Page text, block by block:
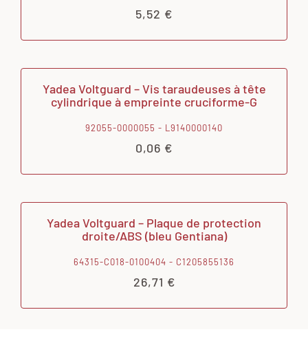
5,52 €
Yadea Voltguard – Vis taraudeuses à tête
cylindrique à empreinte cruciforme-G
92055-0000055 - L9140000140
0,06 €
Yadea Voltguard – Plaque de protection
droite/ABS (bleu Gentiana)
64315-C018-0100404 - C1205855136
26,71 €